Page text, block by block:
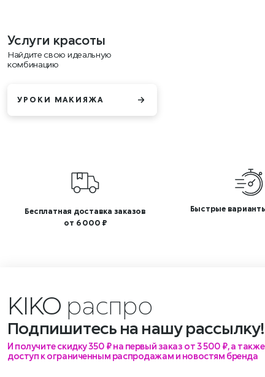
Услуги красоты
Найдите свою идеальную
комбинацию
УРОКИ МАКИЯЖА
Бесплатная доставка заказов
от 6 000 ₽
Быстрые
KIKO р
Подпишитесь на нашу рассылку!
И получите скидку 350 ₽ на первый заказ от 3 500 ₽, а также
доступ к ограниченным распродажам и новостям бренда